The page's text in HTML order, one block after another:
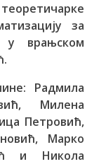
за
у врањском
Радмила
Милена
Петровић,
Марко
и Никола